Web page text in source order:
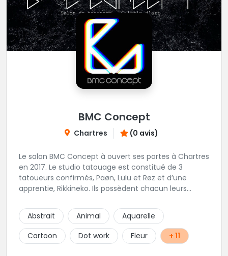
BMC Concept
Chartres (0 avis)
Le salon BMC Concept à ouvert ses portes à Chartres
en 2017. Le studio tatouage est constitué de 3
tatoueurs confirmés, Paøn, Lulu et Røz et d’une
apprentie, Rikkineko. Ils possèdent chacun leurs
souhaitant se faire tatouer de pouvoir construire un
projet entièrement personnalisé. Une pierceuse est
présente en Guest environ une semaine par mois au
salon.
Abstrait Animal
Aquarelle
Cartoon
Dot work Fleur + 11